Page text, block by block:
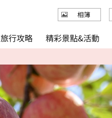
旅行攻略 精彩景點&活動
相簿